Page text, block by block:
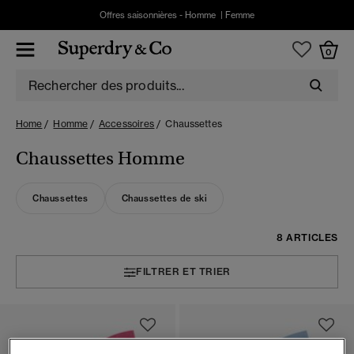
Offres saisonnières - Homme Femme
0
Home Homme Accessoires Chaussettes
Chaussettes Homme
Chaussettes Chaussettes de ski
8 ARTICLES
FILTRER ET TRIER